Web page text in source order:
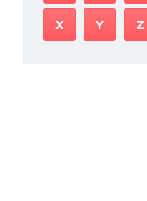
X Y Z